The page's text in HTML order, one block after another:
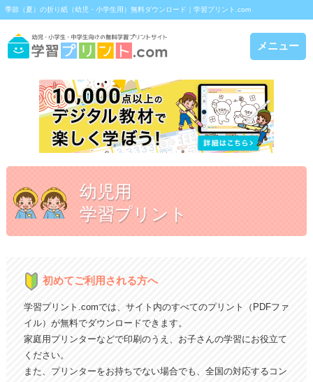
季節（夏）の折り紙（幼児・小学生用）無料ダウンロード｜学習プリント.com
メニュー
幼児用
学習プリント
初めてご利用される方へ
学習プリント.comでは、サイト内のすべてのプリント（PDFファ
イル）が無料でダウンロードできます。
家庭用プリンターなどで印刷のうえ、お子さんの学習にお役立て
ください。
また、プリンターをお持ちでない場合でも、全国の対応するコン